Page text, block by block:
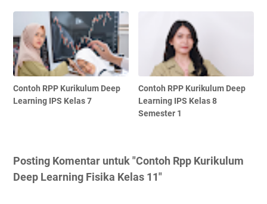
Contoh RPP Kurikulum Deep
Learning IPS Kelas 7
Contoh RPP Kurikulum Deep
Learning IPS Kelas 8
Semester 1
Posting Komentar untuk "Contoh Rpp Kurikulum
Deep Learning Fisika Kelas 11"